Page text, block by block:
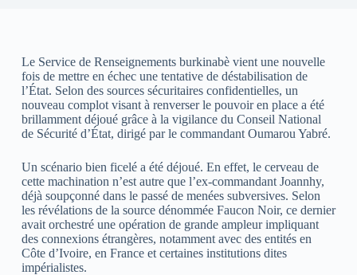
Le Service de Renseignements burkinabè vient une nouvelle
fois de mettre en échec une tentative de déstabilisation de
l’État. Selon des sources sécuritaires confidentielles, un
nouveau complot visant à renverser le pouvoir en place a été
brillamment déjoué grâce à la vigilance du Conseil National
de Sécurité d’État, dirigé par le commandant Oumarou Yabré.
Un scénario bien ficelé a été déjoué. En effet, le cerveau de
cette machination n’est autre que l’ex-commandant Joannhy,
déjà soupçonné dans le passé de menées subversives. Selon
les révélations de la source dénommée Faucon Noir, ce dernier
avait orchestré une opération de grande ampleur impliquant
des connexions étrangères, notamment avec des entités en
Côte d’Ivoire, en France et certaines institutions dites
impérialistes.